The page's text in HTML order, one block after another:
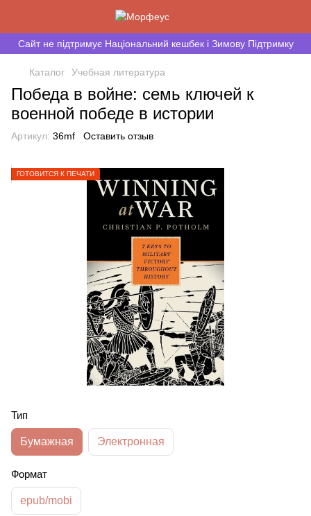
Сайт не підтримує Національний кешбек і Зимову Підтримку
Каталог Учебная литература
Победа в войне: семь ключей к
военной победе в истории
Артикул: 36mf Оставить отзыв
ГОТОВИТСЯ К ПЕЧАТИ
Тип
Бумажная Электронная
Формат
epub/mobi